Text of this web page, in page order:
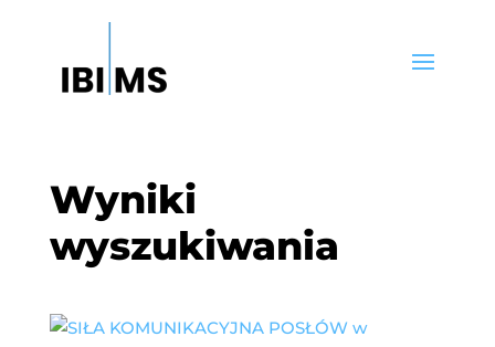
Wyniki
wyszukiwania